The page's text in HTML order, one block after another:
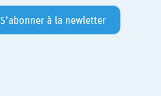
S'abonner à la newletter